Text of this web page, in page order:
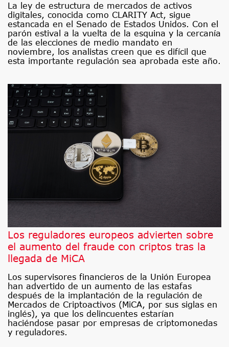
La ley de estructura de mercados de activos
digitales, conocida como CLARITY Act, sigue
estancada en el Senado de Estados Unidos. Con el
parón estival a la vuelta de la esquina y la cercanía
de las elecciones de medio mandato en
noviembre, los analistas creen que es difícil que
esta importante regulación sea aprobada este año.
Los reguladores europeos advierten sobre
el aumento del fraude con criptos tras la
llegada de MiCA
Los supervisores financieros de la Unión Europea
han advertido de un aumento de las estafas
después de la implantación de la regulación de
Mercados de Criptoactivos (MiCA, por sus siglas en
inglés), ya que los delincuentes estarían
haciéndose pasar por empresas de criptomonedas
y reguladores.